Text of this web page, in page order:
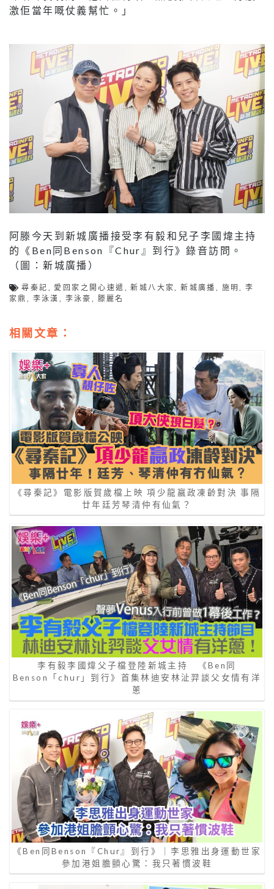
激佢當年嘅仗義幫忙。」
阿滕今天到新城廣播接受李有毅和兒子李國煒主持
的《Ben同Benson『Chur』到行》錄音訪問。
（圖：新城廣播）
尋秦記 , 愛回家之開心速遞 ,新城八大家,新城廣播 , 施明,李
家鼎 , 李泳漢 , 李泳豪 , 滕麗名
相關文章：
《尋秦記》電影版賀歲檔上映 項少龍嬴政凍齡對決 事隔
廿年廷芳琴清仲有仙氣？
李有毅李國煒父子檔登陸新城主持 《Ben同
Benson「chur」到行》首集林迪安林沚羿談父女情有洋
蔥
《Ben同Benson『Chur』到行》｜李思雅出身運動世家
參加港姐膽顫心驚：我只著慣波鞋